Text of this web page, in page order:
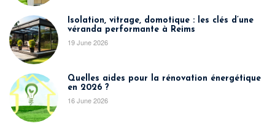
Isolation, vitrage, domotique : les clés d’une
véranda performante à Reims
19 June 2026
Quelles aides pour la rénovation énergétique
en 2026 ?
16 June 2026